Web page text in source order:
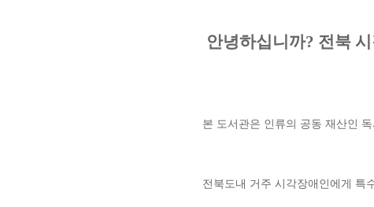
안녕하십니까? 전북
본 도서관은 인류의 공동 재산인
전북도내 거주 시각장애인에게 특